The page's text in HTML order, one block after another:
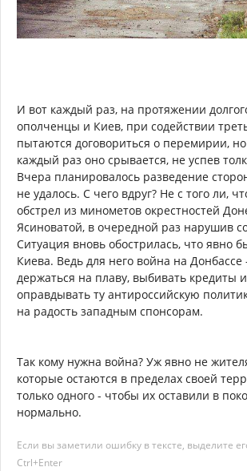
И вот каждый раз, на протяжении
ополченцы и Киев, при содействии
пытаются договориться о перемирии,
каждый раз оно срывается, не успев
Вчера планировалось разведение
не удалось. С чего вдруг? Не с того ли,
обстрел из минометов окрестностей
Ясиноватой, в очередной раз нарушив
Ситуация вновь обострилась, что явно
Киева. Ведь для него война на Донбассе
держаться на плаву, выбивать кредиты
оправдывать ту антироссийскую
на радость западным спонсорам.
Так кому нужна война? Уж явно не
которые остаются в пределах своей
только одного - чтобы их оставили в
нормально.
Если вы заметили ошибку в тексте, выделите
Ctrl+Enter